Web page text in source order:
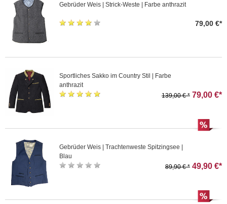
Gebrüder Weis | Strick-Weste | Farbe anthrazit
79,00 €*
Sportliches Sakko im Country Stil | Farbe
anthrazit
139,00 € * 79,00 €*
Gebrüder Weis | Trachtenweste Spitzingsee |
Blau
89,90 € * 49,90 €*